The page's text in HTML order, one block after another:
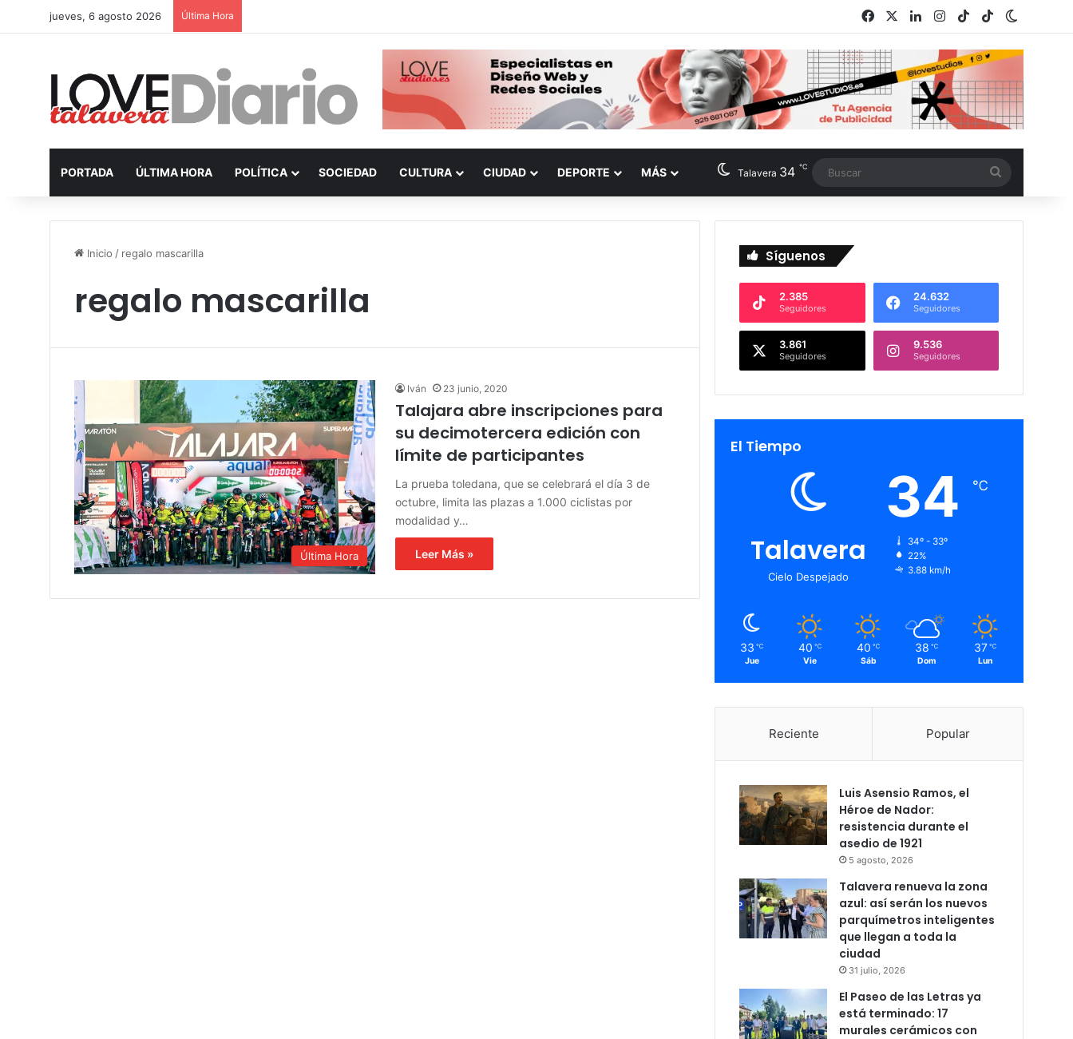
jueves, 6 agosto 2026 Última Hora Facebook LinkedInInstagram
TikTokRSS
PORTADA ÚLTIMA HORA POLÍTICA SOCIEDAD CULTURA CIUDAD DEPORTE MÁS Talavera 34 ℃
Inicio / regalo mascarilla
regalo mascarilla
Última Hora
Iván 23 junio, 2020
Talajara abre inscripciones para
su decimotercera edición con
límite de participantes
La prueba toledana, que se celebrará el día 3 de
octubre, limita las plazas a 1.000 ciclistas por
modalidad y…
Leer Más »
Síguenos
2.385
Seguidores
24.632
Seguidores
3.861
Seguidores
9.536
Seguidores
El Tiempo
Talavera
Cielo Despejado
34 ℃
34º - 33º
22%
3.88 km/h
33 ℃
Jue
40 ℃
Vie
40 ℃
Sáb
38 ℃
Dom
37 ℃
Lun
Reciente Popular
Luis Asensio Ramos, el
Héroe de Nador:
resistencia durante el
asedio de 1921
5 agosto, 2026
Talavera renueva la zona
azul: así serán los nuevos
parquímetros inteligentes
que llegan a toda la
ciudad
31 julio, 2026
El Paseo de las Letras ya
está terminado: 17
murales cerámicos con